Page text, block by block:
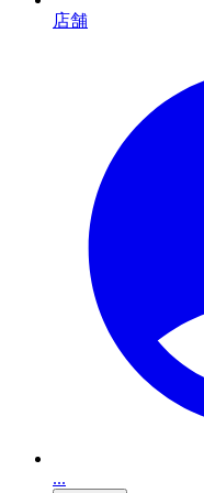
店舗
...